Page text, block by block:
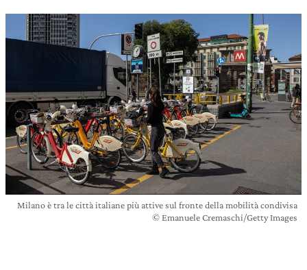
Milano è tra le città italiane più attive sul fronte della mobilità condivisa
© Emanuele Cremaschi/Getty Images